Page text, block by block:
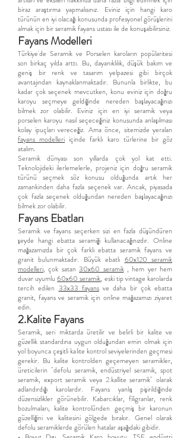
biraz araştırma yapmalısınız. Eviniz için hangi karo
türünün en iyi olacağı konusunda profesyonel görüşlerini
almak için bir seramik fayans ustası ile de konuşabilirsiniz.
Fayans Modelleri
Türkiye'de Seramik ve Porselen karoların popülaritesi
son birkaç yılda arttı. Bu, dayanıklılık, düşük bakım ve
geniş bir renk ve tasarım yelpazesi gibi birçok
avantajından kaynaklanmaktadır. Bununla birlikte, bu
kadar çok seçenek mevcutken, konu eviniz için doğru
karoyu seçmeye geldiğinde nereden başlayacağınızı
bilmek zor olabilir. Eviniz için en iyi seramik veya
porselen karoyu nasıl seçeceğiniz konusunda anlaşılması
kolay ipuçları vereceğiz. Ama önce, sitemizde yeralan
fayans modelleri içinde farklı karo türlerine bir göz
atalım.
Seramik dünyası son yıllarda çok yol kat etti.
Teknolojideki ilerlemelerle, projeniz için doğru seramik
türünü seçmek söz konusu olduğunda artık her
zamankinden daha fazla seçenek var. Ancak, piyasada
çok fazla seçenek olduğundan nereden başlayacağınızı
bilmek zor olabilir.
Fayans Ebatları
Seramik ve fayans seçerken sizi en fazla düşündüren
şeyde hangi ebatta seramiği kullanacağınızdır. Online
mağazamızda bir çok farklı ebatta seramik fayans ve
granit bulunmaktadır. Büyük ebatlı 60x120 seramik
modelleri, çok satan30x60 seramik, hem yer hem
duvar uyumlu60x60 seramik, eski tip vintage karolarda
tercih edilen 33x33 fayansve daha bir çok ebatta
granit, fayans ve seramik için online mağazamızı ziyaret
edin.
2.Kalite Fayans
Seramik, seri miktarda üretilir ve belirli bir kalite ve
güzellik standardına uygun olduğundan emin olmak için
yol boyunca çeşitli kalite kontrol seviyelerinden geçmesi
gerekir. Bu kalite kontrolden geçemeyen seramikler,
üreticilerin "defolu seramik, endüstriyel seramik, spot
seramik, export seramik veya 2.kallite seramik" olarak
adlandırdığı karolardır. Fayans yanlış pişirildiğinde
düzensizlikler görünebilir. Kabarcıklar, filigranlar, renk
bozulmaları, kalite kontrolünden geçmiş bir karonun
güzelliğini ve kalitesini gölgede bırakır. Genel olarak
defolu seramiklerde görülen hatalar aşağıdaki gibidir.